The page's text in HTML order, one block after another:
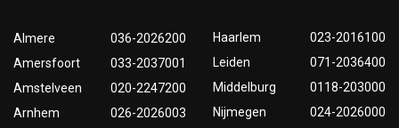
Almere
036-2026200
Amersfoort
033-2037001
Amstelveen
020-2247200
Arnhem
026-2026003
Haarlem
023-2016100
Leiden
071-2036400
Middelburg
0118-203000
Nijmegen
024-2026000